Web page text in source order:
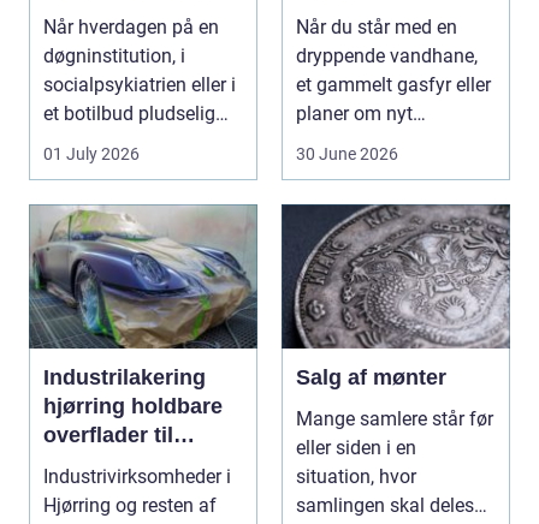
stærke løsninger
Når hverdagen på en
døgninstitution, i
socialpsykiatrien eller i
et botilbud pludselig
ændrer sig, k...
01 July 2026
Når du står med en
dryppende vandhane,
et gammelt gasfyr eller
planer om nyt
30 June 2026
Industrilakering
hjørring holdbare
overflader til
industri og erhverv
Industrivirksomheder i
Hjørring og resten af
Salg af mønter
Mange samlere står før
eller siden i en
situation, hvor
samlingen skal deles